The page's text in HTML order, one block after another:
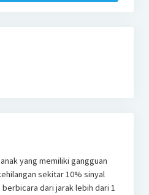
yang memiliki gangguan
sekitar 10% sinyal
dari jarak lebih dari 1